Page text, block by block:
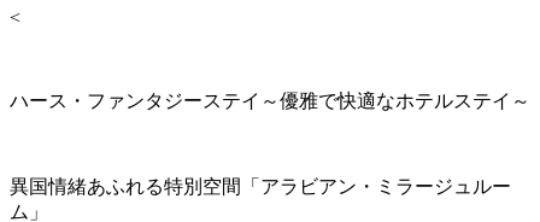
<
ハース・ファンタジーステイ～優雅で快適なホテルステイ～
異国情緒あふれる特別空間「アラビアン・ミラージュルー
ム」